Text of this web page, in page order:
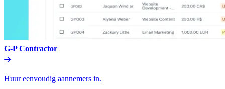
G-P Contractor​​
Huur eenvoudig aannemers in.​​